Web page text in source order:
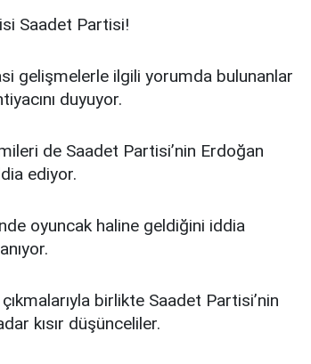
Saadet Partisi!
gelişmelerle ilgili yorumda bulunanlar
duyuyor.
de Saadet Partisi’nin Erdoğan
ediyor.
oyuncak haline geldiğini iddia
birlikte Saadet Partisi’nin
kısır düşünceliler.